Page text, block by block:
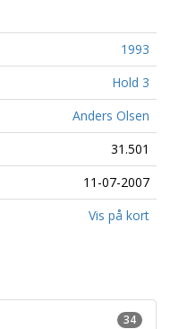
1993
Hold 3
Anders Olsen
31.501
11-07-2007
Vis på kort
34